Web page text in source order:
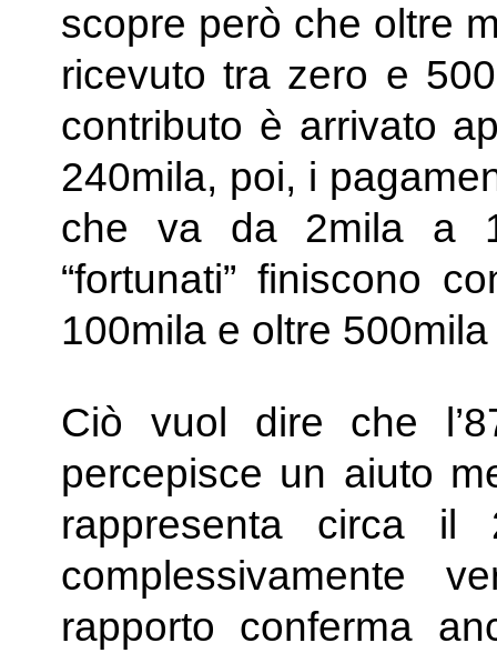
scopre però che oltre
ricevuto tra zero e
contributo è arrivato
240mila, poi, i
che va da 2mila a
“fortunati” finiscono
100mila e oltre
Ciò vuol dire che
percepisce un aiuto
rappresenta circa il
complessivamente
rapporto conferma